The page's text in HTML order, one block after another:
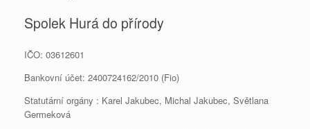
Spolek Hurá do přírody
IČO: 03612601
Bankovní účet: 2400724162/2010 (Fio)
Statutární orgány : Karel Jakubec, Michal Jakubec, Světlana
Germeková